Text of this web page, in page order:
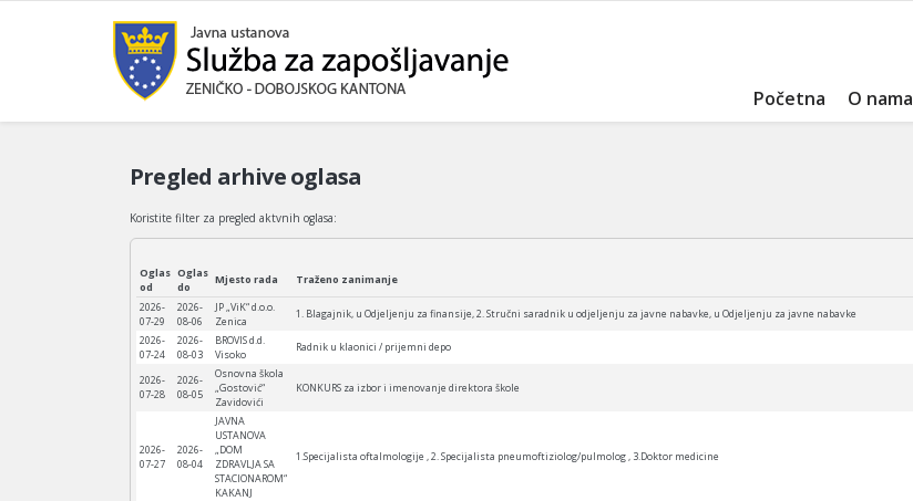
Početna O nama
Pregled arhive oglasa
Koristite filter za pregled aktvnih oglasa:
Oglas
od
Oglas
do
Mjesto rada Traženo zanimanje
2026-
07-29
2026-
08-06
JP „ViK“ d.o.o.
Zenica
1. Blagajnik, u Odjeljenju za finansije, 2. Stručni saradnik u odjeljenju za javne nabavke, u Odjeljenju za javne nabavke
2026-
07-24
2026-
08-03
BROVIS d.d.
Visoko
Radnik u klaonici / prijemni depo
2026-
07-28
2026-
08-05
Osnovna škola
„Gostović“
Zavidovići
KONKURS za izbor i imenovanje direktora škole
2026-
07-27
2026-
08-04
JAVNA
USTANOVA
„DOM
ZDRAVLJA SA
STACIONAROM“
KAKANJ
1.Specijalista oftalmologije , 2. Specijalista pneumoftiziolog/pulmolog , 3.Doktor medicine